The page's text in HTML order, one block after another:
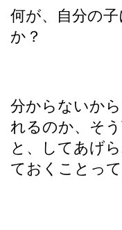
何が、自分の
か？
分からないか
れるのか、そ
と、してあげ
ておくことっ